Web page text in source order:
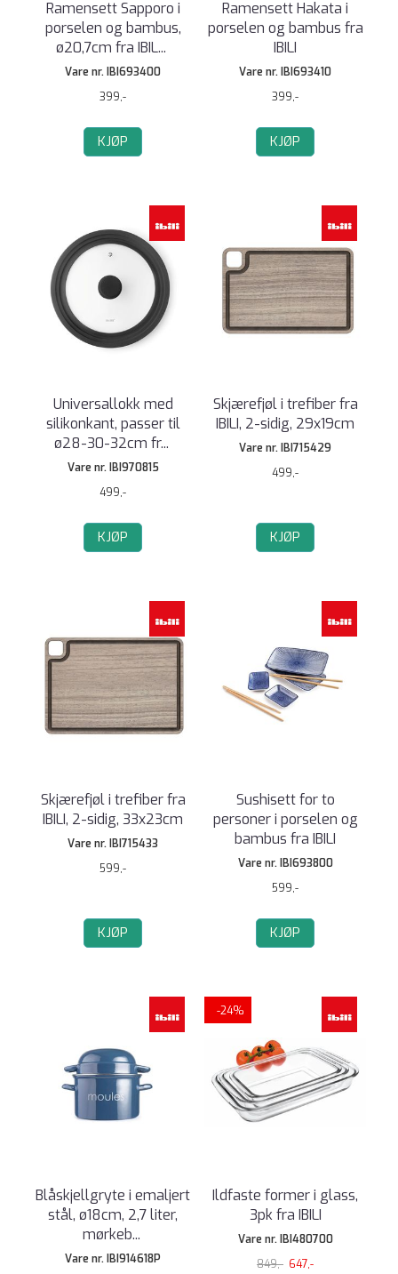
Ramensett Sapporo i
porselen og bambus,
ø20,7cm fra IBIL...
Vare nr. IBI693400
399,-
KJØP
Ramensett Hakata i
porselen og bambus fra
IBILI
Vare nr. IBI693410
399,-
KJØP
Universallokk med
silikonkant, passer til
ø28-30-32cm fr...
Vare nr. IBI970815
499,-
KJØP
Skjærefjøl i trefiber fra
IBILI, 2-sidig, 29x19cm
Vare nr. IBI715429
499,-
KJØP
Skjærefjøl i trefiber fra
IBILI, 2-sidig, 33x23cm
Vare nr. IBI715433
599,-
KJØP
Sushisett for to
personer i porselen og
bambus fra IBILI
Vare nr. IBI693800
599,-
KJØP
Blåskjellgryte i emaljert
stål, ø18cm, 2,7 liter,
mørkeb...
Vare nr. IBI914618P
-24%
Ildfaste former i glass,
3pk fra IBILI
Vare nr. IBI480700
849,- 647,-